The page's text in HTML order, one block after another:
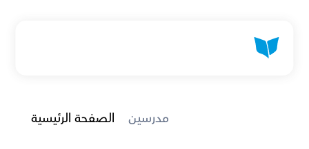
الصفحة الرئيسية مدرسين